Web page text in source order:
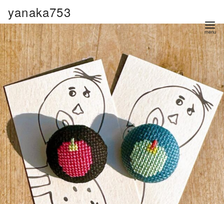
テ
ン
ツ
へ
移
動
yanaka753